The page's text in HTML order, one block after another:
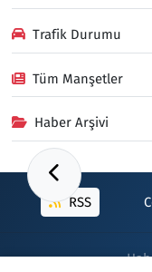
Trafik Durumu
Tüm Manşetler
Haber Arşivi
RSS